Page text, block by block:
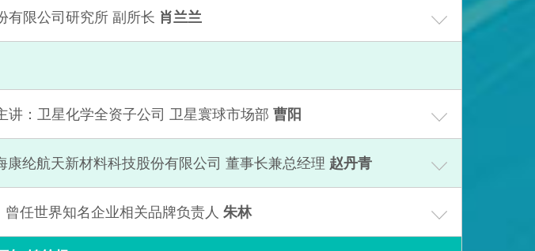
有限公司研究所 副所长 肖兰兰
讲：卫星化学全资子公司 卫星寰球市场部 曹阳
康纶航天新材料科技股份有限公司 董事长兼总经理 赵丹青
曾任世界知名企业相关品牌负责人 朱林